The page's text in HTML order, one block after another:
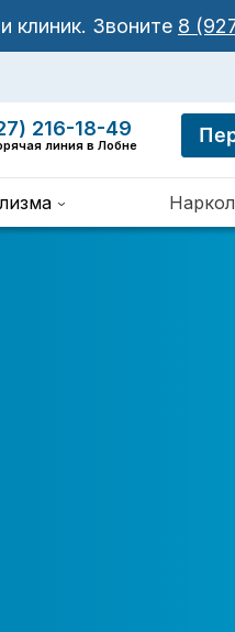
клиник. Звоните 8
216-18-49
линия в Лобне